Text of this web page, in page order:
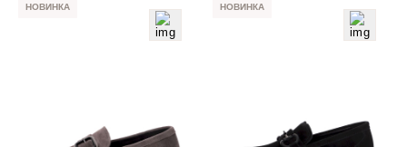
НОВИНКА НОВИНКА